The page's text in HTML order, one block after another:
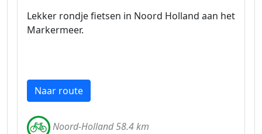
Lekker rondje fietsen in Noord Holland aan het
Markermeer.
Naar route
Noord-Holland 58.4 km